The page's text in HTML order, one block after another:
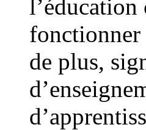
fonctionner
de plus,